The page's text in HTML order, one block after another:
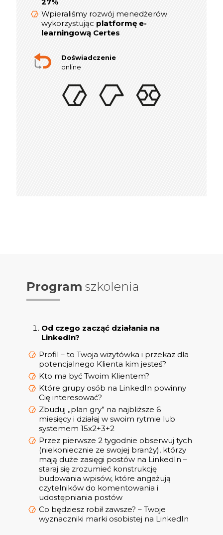
27%
Wpieraliśmy rozwój menedżerów
wykorzystując platformę e-
learningową Certes
Doświadczenie
online
Wpieraliśmy rozwój menedżerów
wykorzystując
platformę e-
learningową Certes
indywidualnych sesji rozwojowych
online dla Menedżerów i Dyrektorów
Doświadczenie
w szkoleniach stacjonarnych
Program szkolenia
Od czego zacząć działania na
LinkedIn?
Profil – to Twoja wizytówka i przekaz dla
potencjalnego Klienta kim jesteś?
Kto ma być Twoim Klientem?
Które grupy osób na LinkedIn powinny
Cię interesować?
Zbuduj „plan gry” na najbliższe 6
miesięcy i działaj w swoim rytmie lub
systemem 15x2+3+2
Przez pierwsze 2 tygodnie obserwuj tych
(niekoniecznie ze swojej branży), którzy
mają duże zasięgi postów na LinkedIn –
staraj się zrozumieć konstrukcję
budowania wpisów, które angażują
czytelników do komentowania i
udostępniania postów
Co będziesz robił zawsze? – Twoje
wyznaczniki marki osobistej na LinkedIn